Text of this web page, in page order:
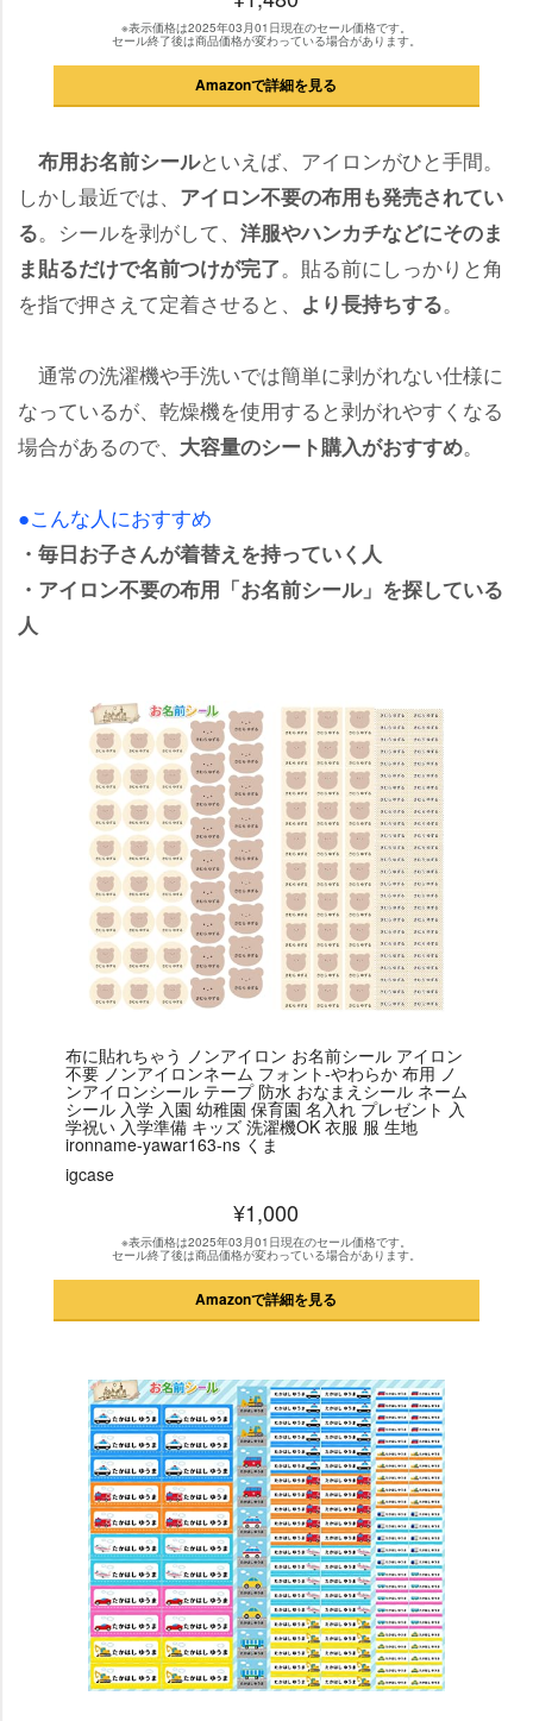
※表示価格は2025年03月01日現在のセール価格です。
セール終了後は商品価格が変わっている場合があります。
Amazonで詳細を見る
布用お名前シールといえば、アイロンがひと手間。
しかし最近では、 アイロン不要の布用も発売されてい
る。シールを剥がして、 洋服やハンカチなどにそのま
ま貼るだけで名前つけが完了。貼る前にしっかりと角
を指で押さえて定着させると、
より長持ちする。
通常の洗濯機や手洗いでは簡単に剥がれない仕様に
なっているが、乾燥機を使用すると剥がれやすくなる
場合があるので、 大容量のシート購入がおすすめ。
●こんな人におすすめ
・毎日お子さんが着替えを持っていく人
・アイロン不要の布用「お名前シール」を探している
人
布に貼れちゃう ノンアイロン お名前シール アイロン
不要 ノンアイロンネーム フォント-やわらか 布用 ノ
ンアイロンシール テープ 防水 おなまえシール ネーム
シール 入学 入園 幼稚園 保育園 名入れ プレゼント 入
学祝い 入学準備 キッズ 洗濯機OK 衣服 服 生地
ironname-yawar163-ns くま
igcase
¥1,000
※表示価格は2025年03月01日現在のセール価格です。
セール終了後は商品価格が変わっている場合があります。
Amazonで詳細を見る